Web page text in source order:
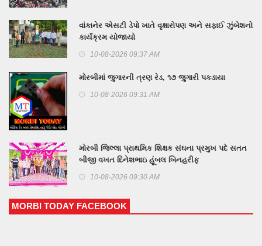
વાંકાનેર એસટી ડેપો ખાતે વૃક્ષારોપણ અને સફાઈ ઝુંબેશનો
કાર્યક્રમ યોજાયો
10-08-2026 09:37 AM
મોરબીમાં જુગારની ત્રણ રેડ, ૧૭ જુગારી પકડાયા
10-08-2026 09:31 AM
મોરબી જિલ્લા પ્રાથમિક શિક્ષક સંઘના પ્રમુખ પદે સતત
બીજી વખત દિનેશભાઇ હૂંબલ બિનહરીફ
10-08-2026 09:30 AM
MORBI TODAY FACEBOOK